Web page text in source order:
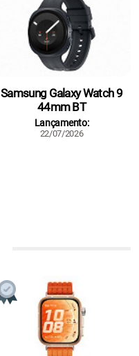
Samsung Galaxy Watch 9
44mm BT
Lançamento:
22/07/2026